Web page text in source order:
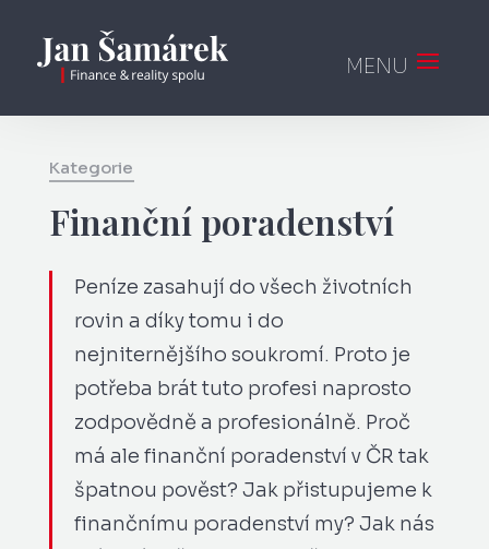
Kategorie
Finanční poradenství
Peníze zasahují do všech životních
rovin a díky tomu i do
nejniternějšího soukromí. Proto je
potřeba brát tuto profesi naprosto
zodpovědně a profesionálně. Proč
má ale finanční poradenství v ČR tak
špatnou pověst? Jak přistupujeme k
finančnímu poradenství my? Jak nás